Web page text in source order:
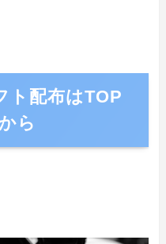
ト配布はTOP
ら